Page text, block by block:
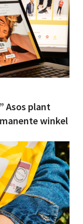
Asos plant
winkel